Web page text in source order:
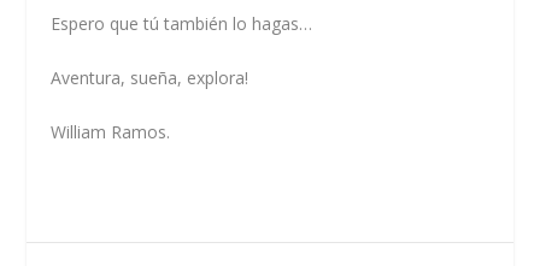
Espero que tú también lo hagas…
Aventura, sueña, explora!
William Ramos.